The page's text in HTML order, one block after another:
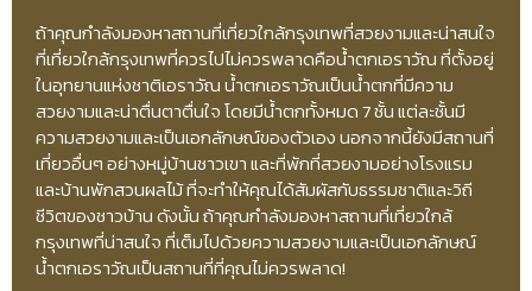
ถ้าคุณกำลังมองหาสถานที่เที่ยวใกล้กรุงเทพที่สวยงามและน่าสนใจ
ที่เที่ยวใกล้กรุงเทพที่ควรไปไม่ควรพลาดคือน้ำตกเอราวัณ ที่ตั้งอยู่
ในอุทยานแห่งชาติเอราวัณ น้ำตกเอราวัณเป็นน้ำตกที่มีความ
สวยงามและน่าตื่นตาตื่นใจ โดยมีน้ำตกทั้งหมด 7 ชั้น แต่ละชั้นมี
ความสวยงามและเป็นเอกลักษณ์ของตัวเอง นอกจากนี้ยังมีสถานที่
เที่ยวอื่นๆ อย่างหมู่บ้านชาวเขา และที่พักที่สวยงามอย่างโรงแรม
และบ้านพักสวนผลไม้ ที่จะทำให้คุณได้สัมผัสกับธรรมชาติและวิถี
ชีวิตของชาวบ้าน ดังนั้น ถ้าคุณกำลังมองหาสถานที่เที่ยวใกล้
กรุงเทพที่น่าสนใจ ที่เต็มไปด้วยความสวยงามและเป็นเอกลักษณ์
น้ำตกเอราวัณเป็นสถานที่ที่คุณไม่ควรพลาด!